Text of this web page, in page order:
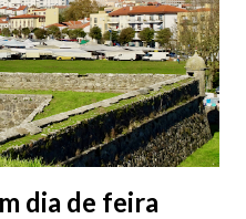
dia de feira